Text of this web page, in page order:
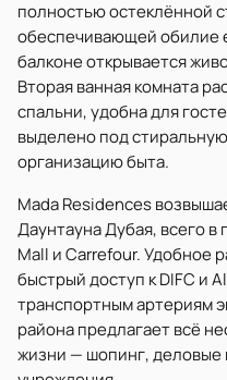
полностью остеклённой
обеспечивающей обилие
балконе открывается
Вторая ванная комната
спальни, удобна для
выделено под
организацию быта.
Mada Residences
Даунтауна Дубая, всего в
Mall и Carrefour. Удобное
быстрый доступ к DIFC и
транспортным артериям
района предлагает всё
жизни — шопинг, деловые